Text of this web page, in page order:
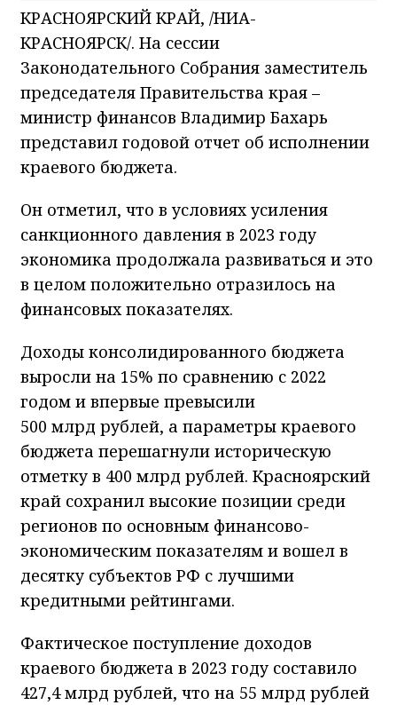
КРАСНОЯРСКИЙ КРАЙ, /НИА-
КРАСНОЯРСК/. На сессии
Законодательного Собрания заместитель
председателя Правительства края –
министр финансов Владимир Бахарь
представил годовой отчет об исполнении
краевого бюджета.
Он отметил, что в условиях усиления
санкционного давления в 2023 году
экономика продолжала развиваться и это
в целом положительно отразилось на
финансовых показателях.
Доходы консолидированного бюджета
выросли на 15% по сравнению с 2022
годом и впервые превысили
500 млрд рублей, а параметры краевого
бюджета перешагнули историческую
отметку в 400 млрд рублей. Красноярский
край сохранил высокие позиции среди
регионов по основным финансово-
экономическим показателям и вошел в
десятку субъектов РФ с лучшими
кредитными рейтингами.
Фактическое поступление доходов
краевого бюджета в 2023 году составило
427,4 млрд рублей, что на 55 млрд рублей